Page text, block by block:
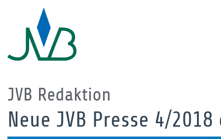
JVB Redaktion
Neue JVB Presse 4/